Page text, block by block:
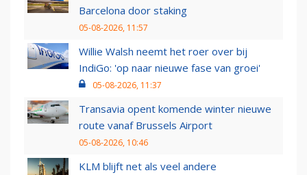
Barcelona door staking
05-08-2026, 11:57
Willie Walsh neemt het roer over bij
IndiGo: 'op naar nieuwe fase van groei'
05-08-2026, 11:37
Transavia opent komende winter nieuwe
route vanaf Brussels Airport
05-08-2026, 10:46
KLM blijft net als veel andere